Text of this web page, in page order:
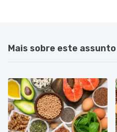
Mais sobre este assunto